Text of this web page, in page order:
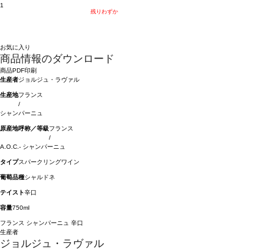
1
残りわずか
お気に入り
商品情報のダウンロード
商品PDF印刷
生産者ジョルジュ・ラヴァル
生産地フランス
/
シャンパーニュ
原産地呼称／等級フランス
/
A.O.C.- シャンパーニュ
タイプスパークリングワイン
葡萄品種シャルドネ
テイスト辛口
容量750ml
フランス シャンパーニュ 辛口
生産者
ジョルジュ・ラヴァル